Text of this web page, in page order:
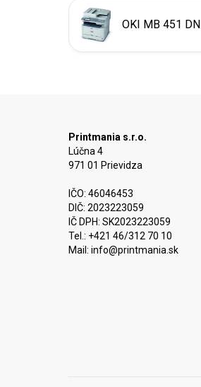
OKI MB 451 DN
Printmania s.r.o.
Lúčna 4
971 01 Prievidza
IČO: 46046453
DIČ: 2023223059
IČ DPH: SK2023223059
Tel.: +421 46/312 70 10
Mail: info@printmania.sk